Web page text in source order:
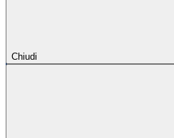
Chiudi